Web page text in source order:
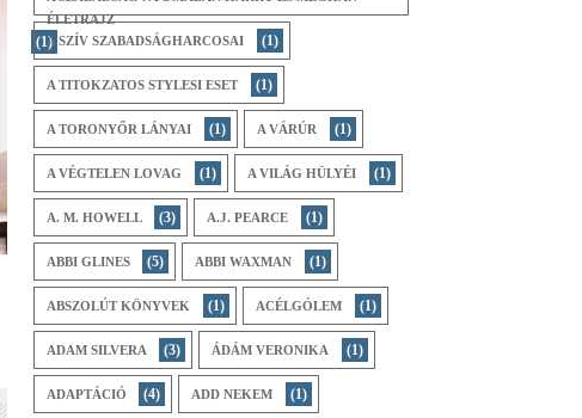
ÉLETRAJZ
(1)A SZÍV SZABADSÁGHARCOSAI (1)
A TITOKZATOS STYLESI ESET (1)
A ​TORONYŐR LÁNYAI (1) A VÁRÚR (1)
A VÉGTELEN LOVAG (1) A VILÁG HÜLYÉI (1)
A. M. HOWELL (3) A.J. PEARCE (1)
ABBI GLINES (5) ABBI WAXMAN (1)
ABSZOLÚT KÖNYVEK (1) ACÉLGÓLEM (1)
ADAM SILVERA (3) ÁDÁM VERONIKA (1)
ADAPTÁCIÓ (4) ADD NEKEM (1)